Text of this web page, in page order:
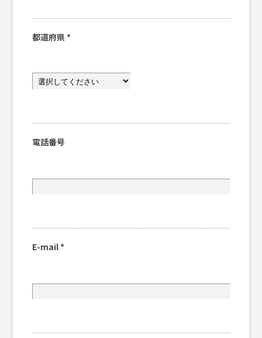
都道府県 *
電話番号
E-mail *